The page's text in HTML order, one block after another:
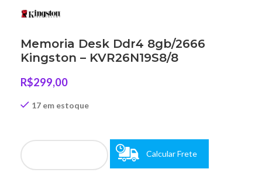
Memoria Desk Ddr4 8gb/2666
Kingston – KVR26N19S8/8
R$299,00
17 em estoque
Calcular Frete